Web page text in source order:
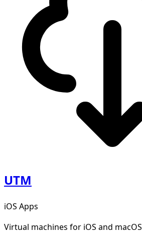
UTM
iOS Apps
Virtual machines for iOS and macOS